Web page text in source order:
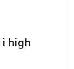
i high